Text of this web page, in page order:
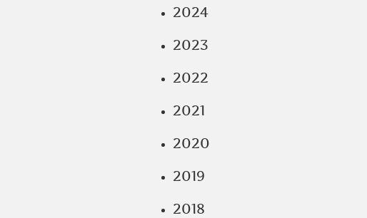
2024
2023
2022
2021
2020
2019
2018